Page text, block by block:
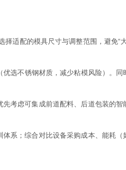
适配的模具尺寸与调整范围，避免“大
选不锈钢材质，减少粘模风险）。同
考虑可集成前道配料、后道包装的智
系；综合对比设备采购成本、能耗（